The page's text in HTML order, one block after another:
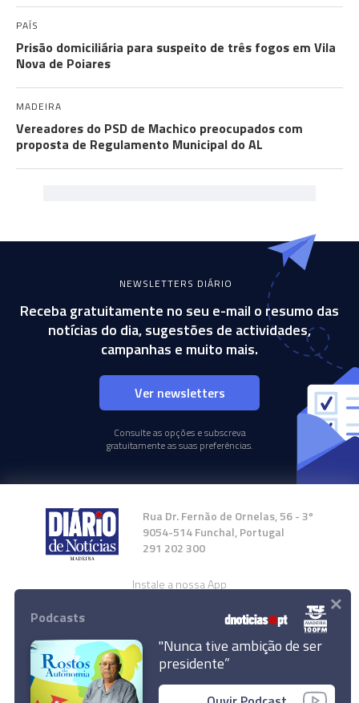
PAÍS
Prisão domiciliária para suspeito de três fogos em Vila
Nova de Poiares
MADEIRA
Vereadores do PSD de Machico preocupados com
proposta de Regulamento Municipal do AL
NEWSLETTERS DIÁRIO
Receba gratuitamente no seu e-mail o resumo das
notícias do dia, sugestões de actividades,
campanhas e muito mais.
Ver newsletters
Consulte as opções e subscreva
gratuitamente as suas preferências.
Rua Dr. Fernão de Ornelas, 56 - 3º
9054-514 Funchal, Portugal
291 202 300
Instale a nossa App
© 2024 Empresa Diário de Notícias, Lda.
Podcasts
"Nunca tive ambição de ser
presidente”
×